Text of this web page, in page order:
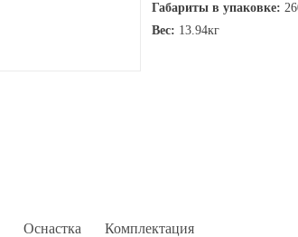
Габариты в упаковке:
Вес: 13.94кг
Оснастка Комплектация